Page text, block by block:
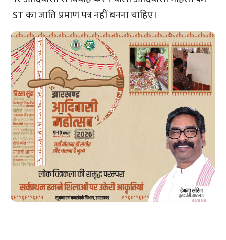
ST का जाति प्रमाण पत्र नहीं बनना चाहिए।